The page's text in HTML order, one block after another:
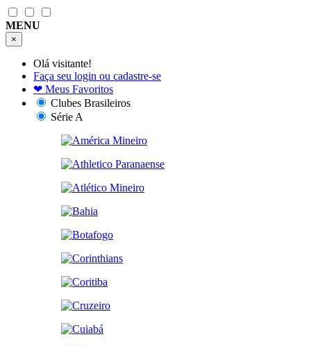
MENU
×
Olá visitante!
Faça seu login ou cadastre-se
❤ Meus Favoritos
Clubes Brasileiros
Série A